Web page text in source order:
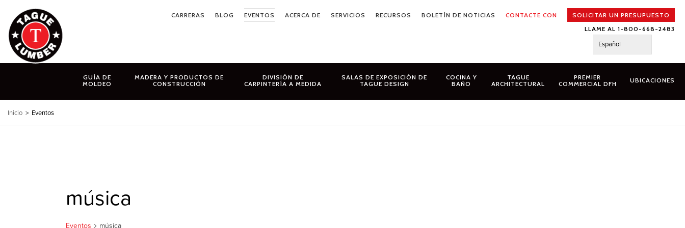
contenido
CARRERAS BLOG EVENTOS ACERCA DE SERVICIOS RECURSOS BOLETÍN DE NOTICIAS CONTACTE CON
SOLICITAR UN PRESUPUESTO
LLAME AL 1-800-668-2483
Español
GUÍA DE
MOLDEO
MADERA Y PRODUCTOS DE
CONSTRUCCIÓN
DIVISIÓN DE
CARPINTERÍA A MEDIDA
SALAS DE EXPOSICIÓN DE
TAGUE DESIGN
COCINA Y
BAÑO
TAGUE
ARCHITECTURAL
PREMIER
COMMERCIAL DFH
UBICACIONES
Inicio > Eventos
música
Eventos música